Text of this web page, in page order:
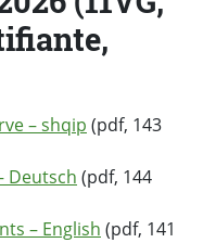
– shqip (pdf, 143
Deutsch (pdf, 144
– English (pdf, 141